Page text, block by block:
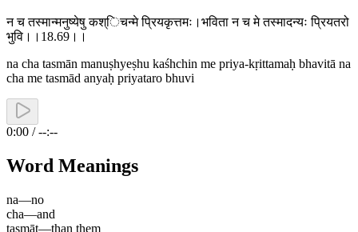
न च तस्मान्मनुष्येषु कश्िचन्मे प्रियकृत्तमः।भविता न च मे तस्मादन्यः प्रियतरो
भुवि।।18.69।।
na cha tasmān manuṣhyeṣhu kaśhchin me priya-kṛittamaḥ bhavitā na
cha me tasmād anyaḥ priyataro bhuvi
0:00 / --:--
Word Meanings
na—no
cha—and
tasmāt—than them